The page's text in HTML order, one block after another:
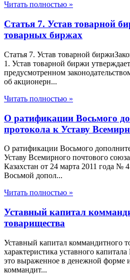
Читать полностью »
Статья 7. Устав товарной
товарных биржах
Статья 7. Устав товарной
1. Устав товарной биржи
предусмотренном
об акционерн...
Читать полностью »
О ратификации Восьмого
протокола к Уставу
О ратификации Восьмого
Уставу Всемирного почтового
Казахстан от 24 марта 2011 года
Восьмой допол...
Читать полностью »
Уставный капитал
товарищества
Уставный капитал коммандитного
характеристика уставного
это выраженное в денежной форме
коммандит...